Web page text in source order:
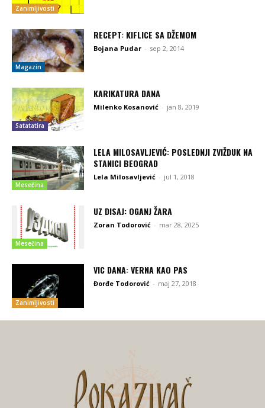
Zanimljivosti
Magazin
RECEPT: KIFLICE SA DŽEMOM
Bojana Pudar - sep 2, 2014
Satatatira
KARIKATURA DANA
Milenko Kosanović - jan 8, 2019
Mesečina
LELA MILOSAVLJEVIĆ: POSLEDNJI ZVIŽDUK NA
STANICI BEOGRAD
Lela Milosavljević - jul 1, 2018
Mesečina
UZ DISAJ: OGANJ ŽARA
Zoran Todorović - mar 28, 2025
Zanimljivosti
VIC DANA: VERNA KAO PAS
Đorđe Todorović - maj 27, 2018